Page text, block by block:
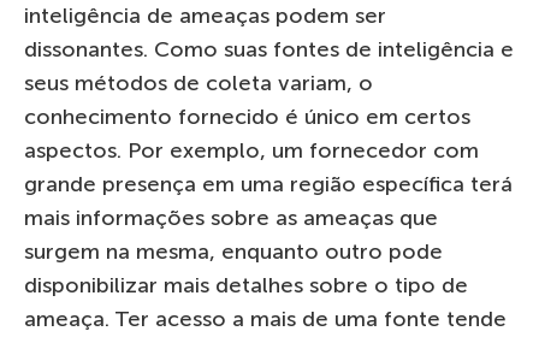
inteligência de ameaças podem ser
dissonantes. Como suas fontes de inteligência e
seus métodos de coleta variam, o
conhecimento fornecido é único em certos
aspectos. Por exemplo, um fornecedor com
grande presença em uma região específica terá
mais informações sobre as ameaças que
surgem na mesma, enquanto outro pode
disponibilizar mais detalhes sobre o tipo de
ameaça. Ter acesso a mais de uma fonte tende